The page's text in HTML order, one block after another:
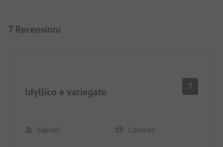
7 Recensioni
Idyllico e variegato 7
Daniel Caravan